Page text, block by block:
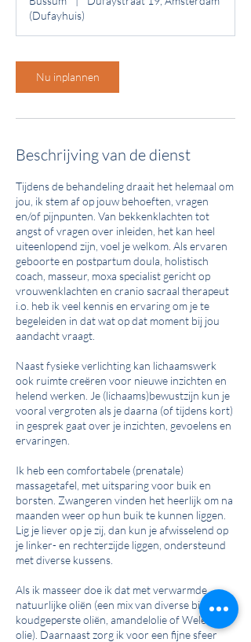
m
i
n
(Dufayhuis)
Nu inplannen
Beschrijving van de dienst
Tijdens de behandeling draait het helemaal om
jou, ik stem af op jouw behoeften, vragen
en/of pijnpunten. Van bekkenklachten tot
angst of vragen over inleiden, het kan heel
uiteenlopend zijn, voel je welkom. Als ervaren
geboorte en postpartum doula, holistisch
coach, masseur, moxa specialist gericht op
vrouwenklachten en cranio sacraal therapeut
i.o. heb ik veel kennis en ervaring om je te
begeleiden in dat wat op dat moment bij jou
aandacht vraagt.
Naast fysieke verlichting kan lichaamswerk
ook ruimte creëren voor nieuwe inzichten en
helend werken. Je (lichaams)bewustzijn kun je
vooral vergroten als je daarna (of tijdens kort)
in gesprek gaat over je inzichten, gevoelens en
ervaringen.
Ik heb een comfortabele (prenatale)
massagetafel, met uitsparing voor buik en
borsten. Zwangeren vinden het heerlijk om na
maanden weer op hun buik te kunnen liggen.
Lig je liever op je zij, dan kun je afwisselend op
je linker- en rechterzijde liggen, ondersteund
met diverse kussens.
Als ik masseer doe ik dat met verwarmde
natuurlijke oliën (een mix van diverse bio
koudgeperste oliën, amandelolie of Weleda
olie). Daarnaast zorg ik voor een fijne sfeer